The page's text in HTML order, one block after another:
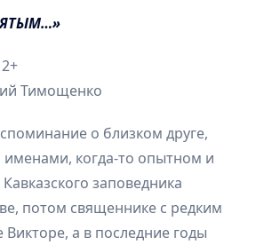
Тимощенко
о близком друге,
именами, когда-то опытном и
заповедника
потом священнике с редким
а в последние годы